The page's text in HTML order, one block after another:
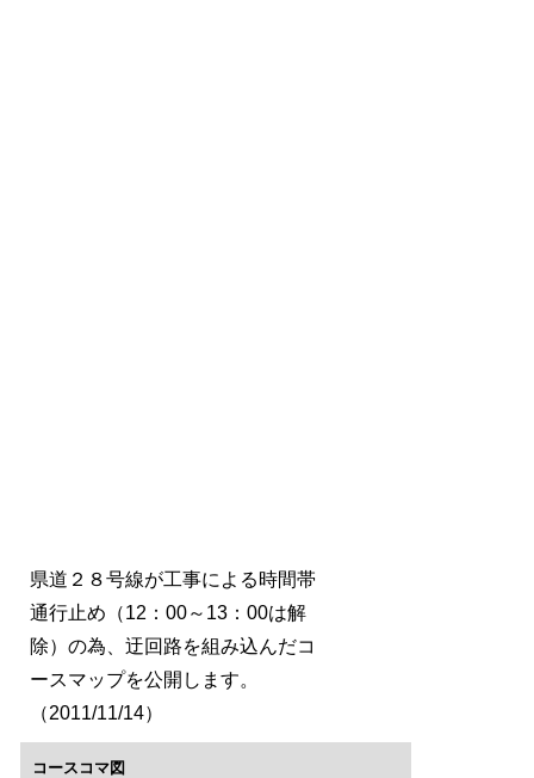
県道２８号線が工事による時間帯
通行止め（12：00～13：00は解
除）の為、迂回路を組み込んだコ
ースマップを公開します。
（2011/11/14）
コースコマ図